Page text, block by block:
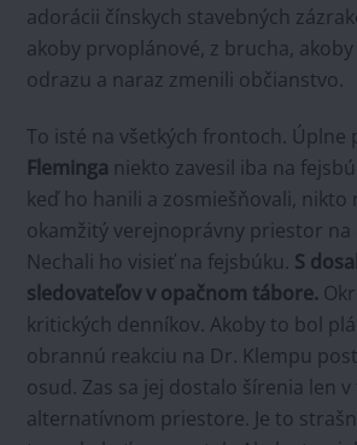
adorácii čínskych stavebných
akoby prvoplánové, z brucha,
odrazu a naraz zmenili občianstvo.
To isté na všetkých frontoch. Úplne
Fleminga niekto zavesil iba na
keď ho hanili a zosmiešňovali, nikto
okamžitý verejnoprávny priestor na
Nechali ho visieť na fejsbúku. S
sledovateľov v opačnom tábore.
kritických denníkov. Akoby to bol
obrannú reakciu na Dr. Klempu
osud. Zas sa jej dostalo šírenia len v
alternatívnom priestore. Je to